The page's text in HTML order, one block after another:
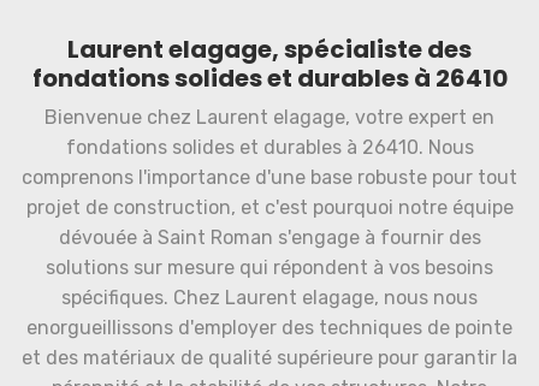
Laurent elagage, spécialiste des
fondations solides et durables à 26410
Bienvenue chez Laurent elagage, votre expert en
fondations solides et durables à 26410. Nous
comprenons l'importance d'une base robuste pour tout
projet de construction, et c'est pourquoi notre équipe
dévouée à Saint Roman s'engage à fournir des
solutions sur mesure qui répondent à vos besoins
spécifiques. Chez Laurent elagage, nous nous
enorgueillissons d'employer des techniques de pointe
et des matériaux de qualité supérieure pour garantir la